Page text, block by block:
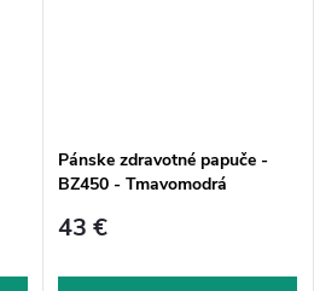
Pánske zdravotné papuče -
BZ450 - Tmavomodrá
43 €